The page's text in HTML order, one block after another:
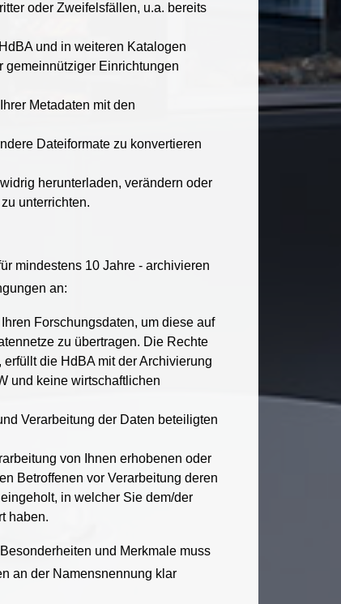
oder Zweifelsfällen, u.a. bereits
und in weiteren Katalogen
gemeinnütziger Einrichtungen
Metadaten mit den
Dateiformate zu konvertieren
herunterladen, verändern oder
unterrichten.
mindestens 10 Jahre - archivieren
an:
Forschungsdaten, um diese auf
zu übertragen. Die Rechte
die HdBA mit der Archivierung
und keine wirtschaftlichen
Verarbeitung der Daten beteiligten
von Ihnen erhobenen oder
Betroffenen vor Verarbeitung deren
in welcher Sie dem/der
haben.
und Merkmale muss
an der Namensnennung klar